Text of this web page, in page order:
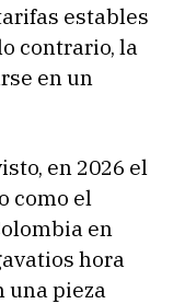
estables
contrario, la
en un
en 2026 el
como el
en
hora
una pieza